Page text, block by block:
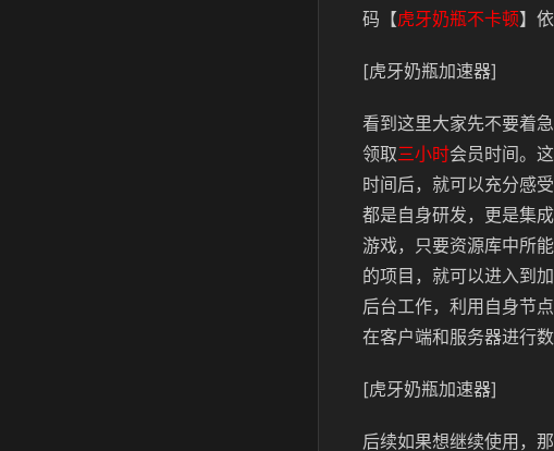
码【虎牙奶瓶不卡顿】
[虎牙奶瓶加速器]
看到这里大家先不要着
领取三小时会员时间。
时间后，就可以充分感
都是自身研发，更是集
游戏，只要资源库中所
的项目，就可以进入到
后台工作，利用自身节
在客户端和服务器进行
[虎牙奶瓶加速器]
后续如果想继续使用，